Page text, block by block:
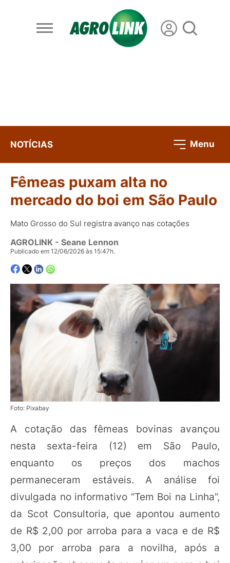
NOTÍCIAS Menu
Fêmeas puxam alta no
mercado do boi em São Paulo
Mato Grosso do Sul registra avanço nas cotações
AGROLINK - Seane Lennon
Publicado em 12/06/2026 às 15:47h.
Foto: Pixabay
A cotação das fêmeas bovinas avançou
nesta sexta-feira (12) em São Paulo,
enquanto os preços dos machos
permaneceram estáveis. A análise foi
divulgada no informativo “Tem Boi na Linha”,
da Scot Consultoria, que apontou aumento
de R$ 2,00 por arroba para a vaca e de R$
3,00 por arroba para a novilha, após a